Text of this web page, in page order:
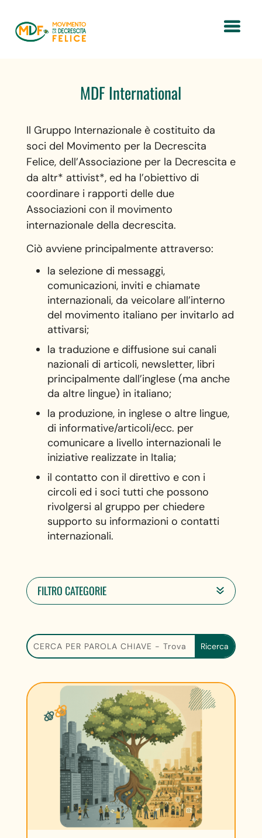
MDF International
Il Gruppo Internazionale è costituito da
soci del Movimento per la Decrescita
Felice, dell’Associazione per la Decrescita e
da altr* attivist*, ed ha l’obiettivo di
coordinare i rapporti delle due
Associazioni con il movimento
internazionale della decrescita.
Ciò avviene principalmente attraverso:
la selezione di messaggi,
comunicazioni, inviti e chiamate
internazionali, da veicolare all’interno
del movimento italiano per invitarlo ad
attivarsi;
la traduzione e diffusione sui canali
nazionali di articoli, newsletter, libri
principalmente dall’inglese (ma anche
da altre lingue) in italiano;
la produzione, in inglese o altre lingue,
di informative/articoli/ecc. per
comunicare a livello internazionali le
iniziative realizzate in Italia;
il contatto con il direttivo e con i
circoli ed i soci tutti che possono
rivolgersi al gruppo per chiedere
supporto su informazioni o contatti
internazionali.
FILTRO CATEGORIE